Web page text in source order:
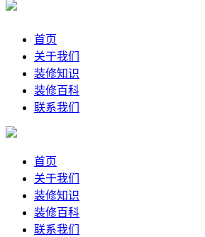
首页
关于我们
装修知识
装修百科
联系我们
首页
关于我们
装修知识
装修百科
联系我们